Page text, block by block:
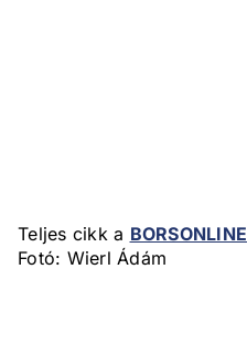
Teljes cikk a BORSONLINE
Fotó: Wierl Ádám